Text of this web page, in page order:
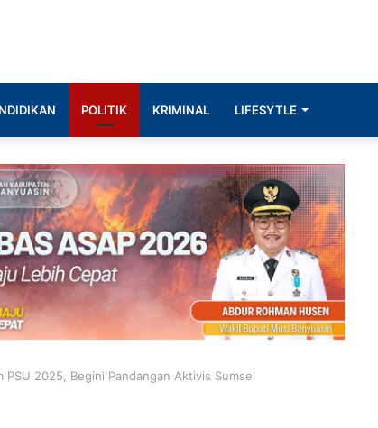
POLITIK KRIMINAL LIFESYTLE
2025, Begini Pandangan Aktivis Sumsel